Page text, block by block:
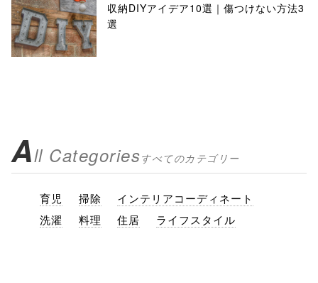
収納DIYアイデア10選｜傷つけない方法3
選
All Categoriesすべてのカテゴリー
育児 掃除
インテリアコーディネート
洗濯
料理 住居 ライフスタイル